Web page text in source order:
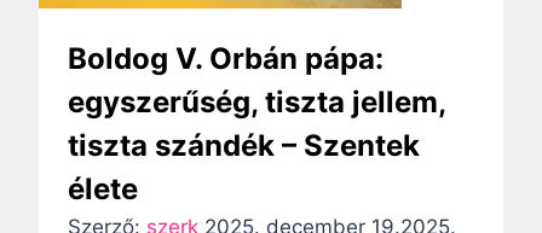
g
a
z
s
á
z
u
s
Boldog V. Orbán pápa:
egyszerűség, tiszta jellem,
tiszta szándék – Szentek
élete
Szerző: szerk 2025. december 19.2025.